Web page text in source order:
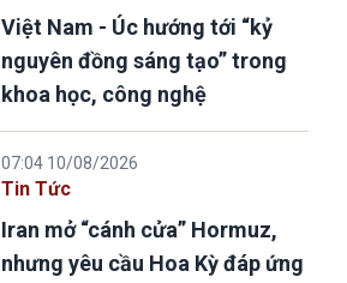
Việt Nam - Úc hướng tới “kỷ
nguyên đồng sáng tạo” trong
khoa học, công nghệ
07:04 10/08/2026
Tin Tức
Iran mở “cánh cửa” Hormuz,
nhưng yêu cầu Hoa Kỳ đáp ứng